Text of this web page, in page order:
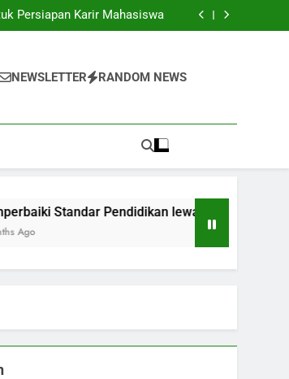
Para Mahasiswa
Persiapan Karir Mahasiswa
lewat Akreditasi Dunia
Para Mahasiswa
Persiapan Karir Mahasiswa
lewat Akreditasi Dunia
NEWSLETTER RANDOM NEWS
Pendidikan lewat Akreditasi Dunia